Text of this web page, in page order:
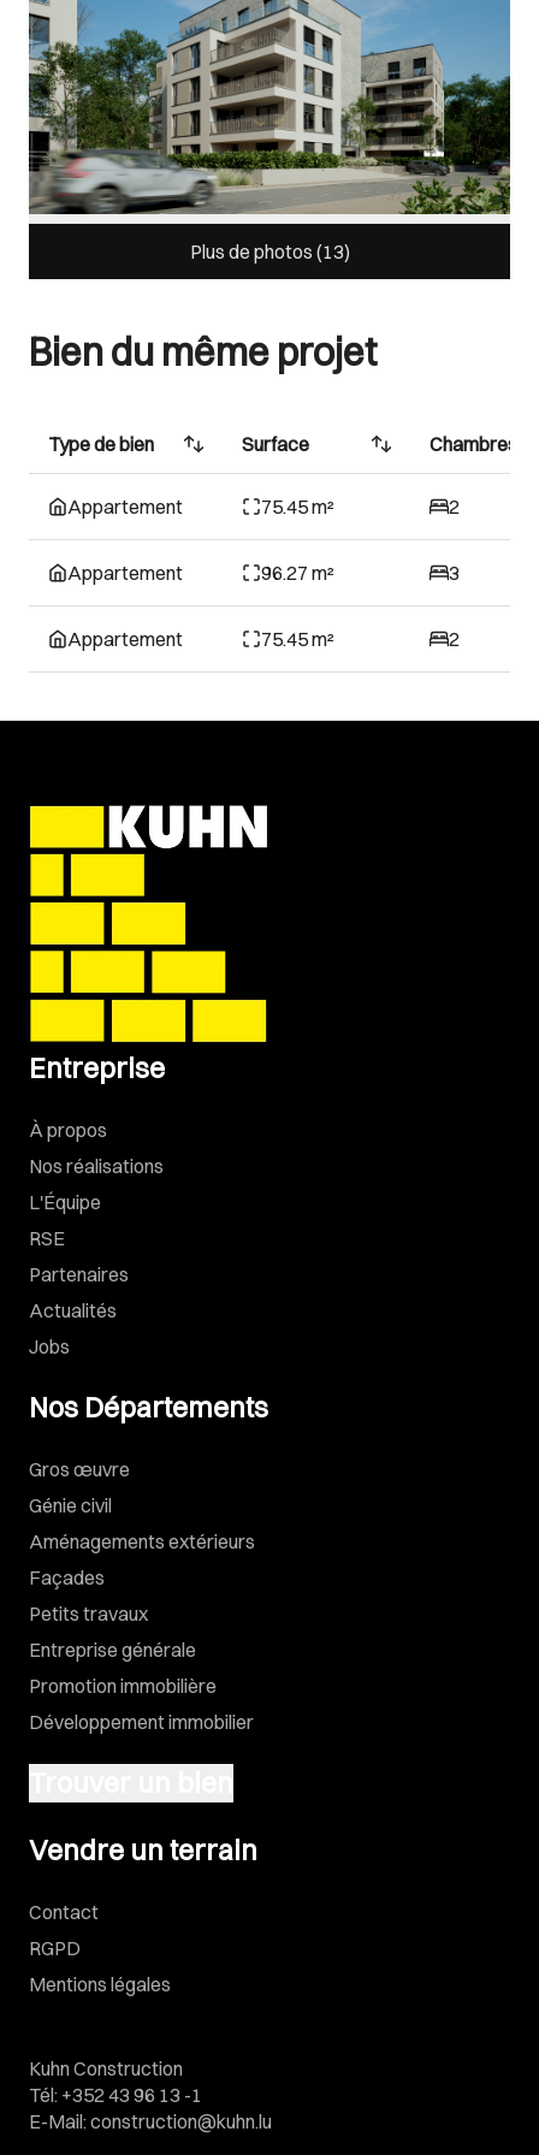
Plus de photos (13)
Bien du même projet
Type de bien Surface Chambres
Appartement 75.45 m² 2
Appartement 96.27 m² 3
Appartement 75.45 m² 2
Entreprise
À propos
Nos réalisations
L'Équipe
RSE
Partenaires
Actualités
Jobs
Nos Départements
Gros œuvre
Génie civil
Aménagements extérieurs
Façades
Petits travaux
Entreprise générale
Promotion immobilière
Développement immobilier
Vendre un terrain
Contact
RGPD
Mentions légales
Kuhn Construction
Tél: +352 43 96 13 -1
E-Mail: construction@kuhn.lu